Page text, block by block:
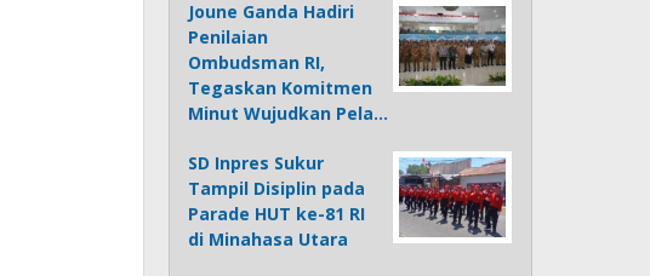
Joune Ganda Hadiri
Penilaian
Ombudsman RI,
Tegaskan Komitmen
Minut Wujudkan Pela…
SD Inpres Sukur
Tampil Disiplin pada
Parade HUT ke-81 RI
di Minahasa Utara